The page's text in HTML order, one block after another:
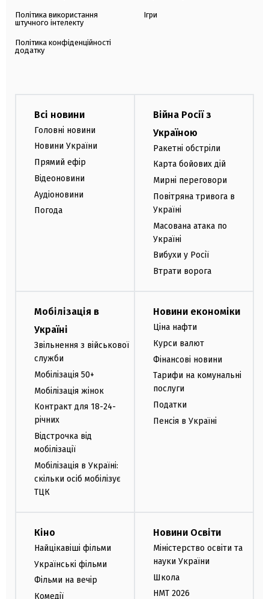
Політика використання
штучного інтелекту
Політика конфіденційності
додатку
Ігри
Всі новини
Головні новини
Новини України
Прямий ефір
Відеоновини
Аудіоновини
Погода
Війна Росії з
Україною
Ракетні обстріли
Карта бойових дій
Мирні переговори
Повітряна тривога в
Україні
Масована атака по
Україні
Вибухи у Росії
Втрати ворога
Мобілізація в
Україні
Звільнення з військової
служби
Мобілізація 50+
Мобілізація жінок
Контракт для 18-24-
річних
Відстрочка від
мобілізації
Мобілізація в Україні:
скільки осіб мобілізує
ТЦК
Новини економіки
Ціна нафти
Курси валют
Фінансові новини
Тарифи на комунальні
послуги
Податки
Пенсія в Україні
Кіно
Найцікавіші фільми
Українські фільми
Фільми на вечір
Комедії
Новини Освіти
Міністерство освіти та
науки України
Школа
НМТ 2026